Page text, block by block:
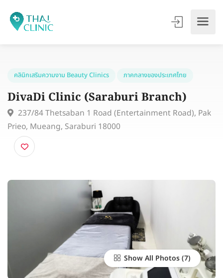
คลินิกเสริมความงาม Beauty Clinics
DivaDi Clinic (Saraburi Branch)
237/84 Thetsaban 1 Road (Entertainment Road),
Prieo, Mueang, Saraburi 18000
Show All Photos